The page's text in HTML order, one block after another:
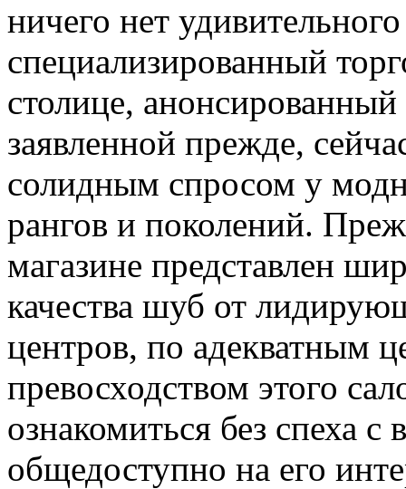
ничего нет
специализированный
столице,
заявленной прежде,
солидным спросом у
рангов и поколений.
магазине представлен
качества шуб от
центров, по адекватным
превосходством этого
ознакомиться без спеха
общедоступно на его